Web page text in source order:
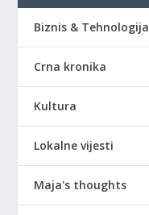
Biznis & Tehnologija
Crna kronika
Kultura
Lokalne vijesti
Maja's thoughts